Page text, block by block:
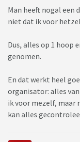
Man heeft nogal een
niet dat ik voor
Dus, alles op 1 hoop
genomen.
En dat werkt heel
organisator: alles
ik voor mezelf, maar
kan alles